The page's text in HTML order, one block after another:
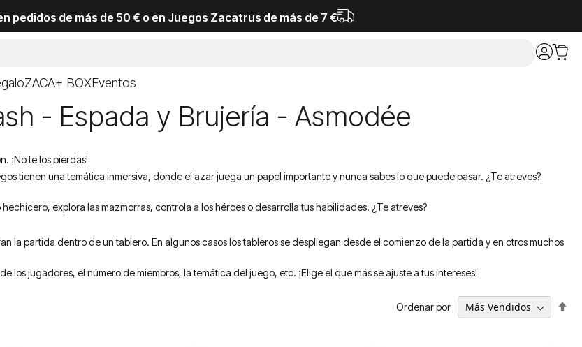
pedidos de más de 50 € o en Juegos Zacatrus de más de 7 €
ZACA+ BOXEventos
- Espada y Brujería - Asmodée
¡No te los pierdas!
tienen una temática inmersiva, donde el azar juega un papel importante y nunca sabes lo que puede pasar. ¿Te atreves?
explora las mazmorras, controla a los héroes o desarrolla tus habilidades. ¿Te atreves?
la partida dentro de un tablero. En algunos casos los tableros se despliegan desde el comienzo de la partida y en otros muchos
jugadores, el número de miembros, la temática del juego, etc. ¡Elige el que más se ajuste a tus intereses!
Ordenar por